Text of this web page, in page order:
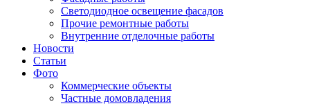
Светодиодное освещение фасадов
Прочие ремонтные работы
Внутренние отделочные работы
Новости
Статьи
Фото
Коммерческие объекты
Частные домовладения